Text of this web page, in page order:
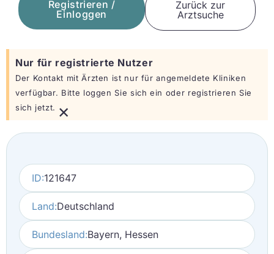
Registrieren /
Einloggen
Zurück zur
Arztsuche
Nur für registrierte Nutzer
Der Kontakt mit Ärzten ist nur für angemeldete Kliniken
verfügbar. Bitte loggen Sie sich ein oder registrieren Sie
sich jetzt. ×
ID:121647
Land:Deutschland
Bundesland:Bayern, Hessen